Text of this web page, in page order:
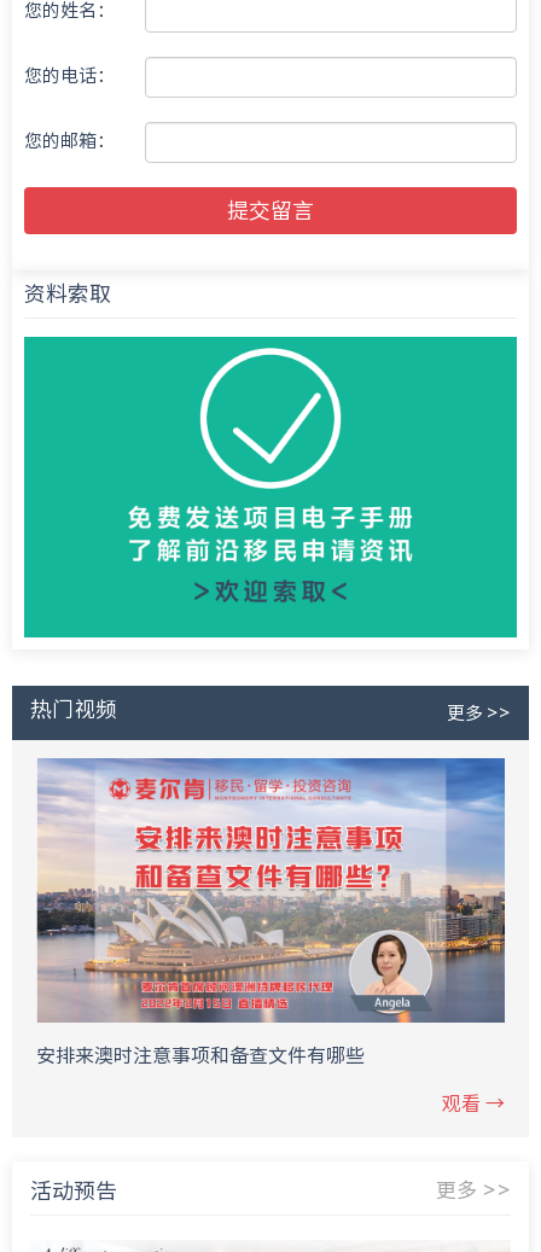
您的姓名：
您的电话：
您的邮箱：
提交留言
资料索取
热门视频 更多 >>
安排来澳时注意事项和备查文件有哪些
观看 →
活动预告 更多 >>